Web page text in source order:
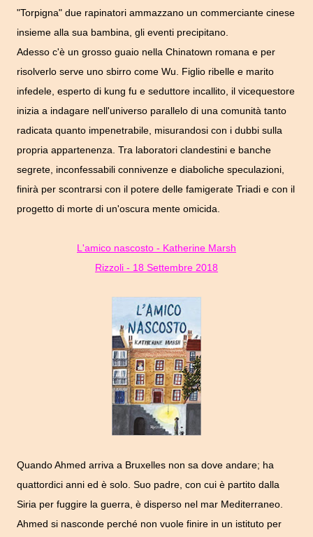
"Torpigna" due rapinatori ammazzano un commerciante cinese
insieme alla sua bambina, gli eventi precipitano.
Adesso c'è un grosso guaio nella Chinatown romana e per
risolverlo serve uno sbirro come Wu. Figlio ribelle e marito
infedele, esperto di kung fu e seduttore incallito, il vicequestore
inizia a indagare nell'universo parallelo di una comunità tanto
radicata quanto impenetrabile, misurandosi con i dubbi sulla
propria appartenenza. Tra laboratori clandestini e banche
segrete, inconfessabili connivenze e diaboliche speculazioni,
finirà per scontrarsi con il potere delle famigerate Triadi e con il
progetto di morte di un'oscura mente omicida.
L'amico nascosto - Katherine Marsh
Rizzoli - 18 Settembre 2018
Quando Ahmed arriva a Bruxelles non sa dove andare; ha
quattordici anni ed è solo. Suo padre, con cui è partito dalla
Siria per fuggire la guerra, è disperso nel mar Mediterraneo.
Ahmed si nasconde perché non vuole finire in un istituto per